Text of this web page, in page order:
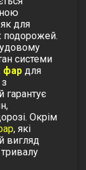
для
подорожей.
системи
фар для
гарантує
Окрім
, які
вигляд